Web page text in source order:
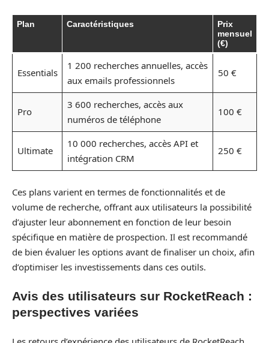
Plan Caractéristiques
Prix
mensuel
(€)
Essentials
1 200 recherches annuelles, accès
aux emails professionnels
50 €
Pro
3 600 recherches, accès aux
numéros de téléphone
100 €
Ultimate
10 000 recherches, accès API et
intégration CRM
250 €
Ces plans varient en termes de fonctionnalités et de
volume de recherche, offrant aux utilisateurs la possibilité
d’ajuster leur abonnement en fonction de leur besoin
spécifique en matière de prospection. Il est recommandé
de bien évaluer les options avant de finaliser un choix, afin
d’optimiser les investissements dans ces outils.
Avis des utilisateurs sur RocketReach :
perspectives variées